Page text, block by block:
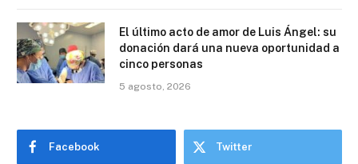
El último acto de amor de Luis Ángel: su
donación dará una nueva oportunidad a
cinco personas
5 agosto, 2026
Facebook Twitter